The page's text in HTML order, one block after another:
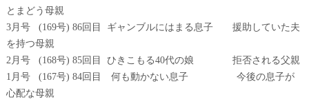
とまどう母親
3月号 (169号) 86回目 ギャンブルにはまる息子 援助していた夫
を持つ母親
2月号 (168号) 85回目 ひきこもる40代の娘 拒否される父親
1月号 (167号) 84回目 何も動かない息子 今後の息子が
心配な母親